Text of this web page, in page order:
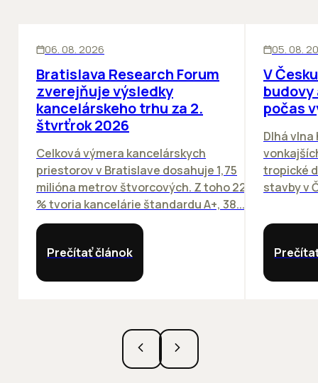
06. 08. 2026
Bratislava Research Forum
zverejňuje výsledky
kancelárskeho trhu za 2.
štvrťrok 2026
Celková výmera kancelárskych
priestorov v Bratislave dosahuje 1,75
milióna metrov štvorcových. Z toho 22
% tvoria kancelárie štandardu A+, 38...
Prečítať článok
05. 08.
V
počas
Dlhá
tropické
stavby v